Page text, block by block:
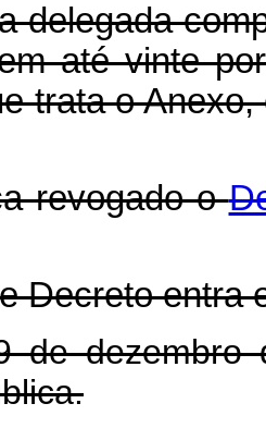
delegada
até vinte
trata o
revogado o
Decreto entra
de